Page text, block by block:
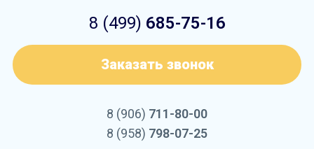
8 (499) 685-75-16
Заказать звонок
8 (906) 711-80-00
8 (958) 798-07-25